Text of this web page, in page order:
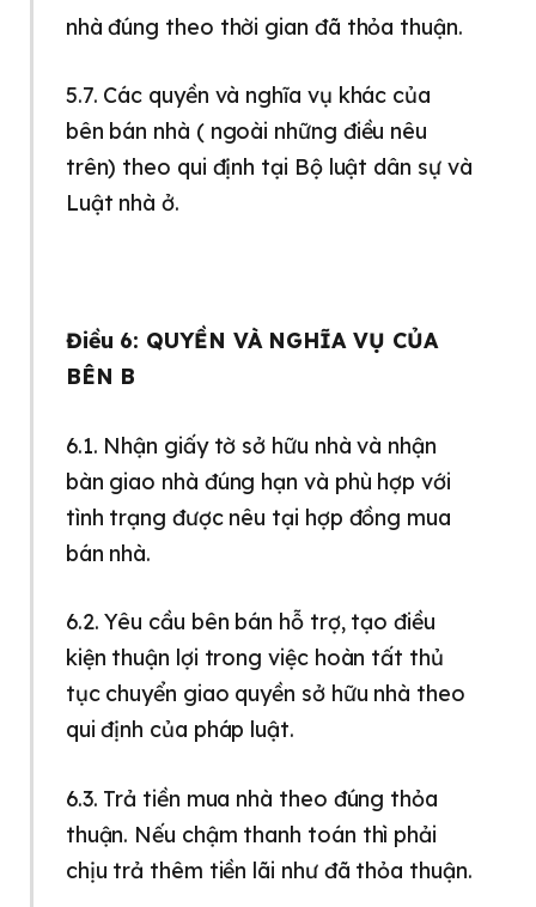
nhà đúng theo thời gian đã thỏa thuận.
5.7. Các quyền và nghĩa vụ khác của
bên bán nhà ( ngoài những điều nêu
trên) theo qui định tại Bộ luật dân sự và
Luật nhà ở.
Điều 6: QUYỀN VÀ NGHĨA VỤ CỦA
BÊN B
6.1. Nhận giấy tờ sở hữu nhà và nhận
bàn giao nhà đúng hạn và phù hợp với
tình trạng được nêu tại hợp đồng mua
bán nhà.
6.2. Yêu cầu bên bán hỗ trợ, tạo điều
kiện thuận lợi trong việc hoàn tất thủ
tục chuyển giao quyền sở hữu nhà theo
qui định của pháp luật.
6.3. Trả tiền mua nhà theo đúng thỏa
thuận. Nếu chậm thanh toán thì phải
chịu trả thêm tiền lãi như đã thỏa thuận.